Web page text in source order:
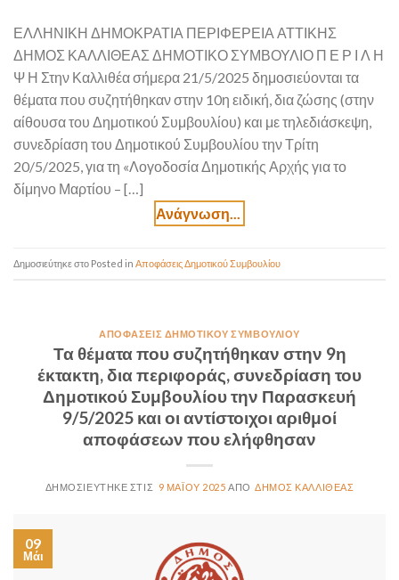
ΕΛΛΗΝΙΚΗ ΔΗΜΟΚΡΑΤΙΑ ΠΕΡΙΦΕΡΕΙΑ ΑΤΤΙΚΗΣ
ΔΗΜΟΣ ΚΑΛΛΙΘΕΑΣ ΔΗΜΟΤΙΚΟ ΣΥΜΒΟΥΛΙΟ Π Ε Ρ Ι Λ Η
Ψ Η Στην Καλλιθέα σήμερα 21/5/2025 δημοσιεύονται τα
θέματα που συζητήθηκαν στην 10η ειδική, δια ζώσης (στην
αίθουσα του Δημοτικού Συμβουλίου) και με τηλεδιάσκεψη,
συνεδρίαση του Δημοτικού Συμβουλίου την Τρίτη
20/5/2025, για τη «Λογοδοσία Δημοτικής Αρχής για το
δίμηνο Μαρτίου – […]
Posted in Αποφάσεις Δημοτικού Συμβουλίου
ΑΠΟΦΆΣΕΙΣ ΔΗΜΟΤΙΚΟΎ ΣΥΜΒΟΥΛΊΟΥ
Τα θέματα που συζητήθηκαν στην 9η
έκτακτη, δια περιφοράς, συνεδρίαση του
Δημοτικού Συμβουλίου την Παρασκευή
9/5/2025 και οι αντίστοιχοι αριθμοί
αποφάσεων που ελήφθησαν
9 ΜΑΪ́ΟΥ 2025 ΔΉΜΟΣ ΚΑΛΛΙΘΈΑΣ
09
Μάι